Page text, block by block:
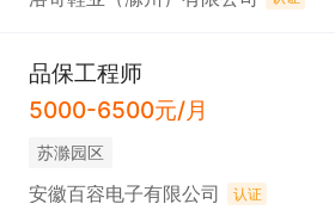
品保工程师
5000-6500元/月
苏滁园区
安徽百容电子有限公司 认证